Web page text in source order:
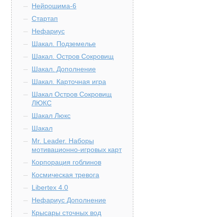
Нейрошима-6
Стартап
Нефариус
Шакал. Подземелье
Шакал. Остров Сокровищ
Шакал. Дополнение
Шакал. Карточная игра
Шакал Остров Сокровищ
ЛЮКС
Шакал Люкс
Шакал
Mr. Leader. Наборы
мотивационно-игровых карт
Корпорация гоблинов
Космическая тревога
Libertex 4.0
Нефариус Дополнение
Крысары сточных вод